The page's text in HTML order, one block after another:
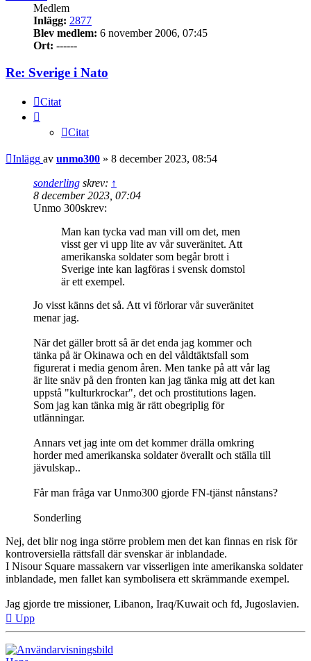
Medlem
Inlägg: 2877
Blev medlem: 6 november 2006, 07:45
Ort: ------
Re: Sverige i Nato
Citat
Citat
Inlägg av unmo300 » 8 december 2023, 08:54
sonderling skrev: ↑
8 december 2023, 07:04
Unmo 300skrev:
Man kan tycka vad man vill om det, men
visst ger vi upp lite av vår suveränitet. Att
amerikanska soldater som begår brott i
Sverige inte kan lagföras i svensk domstol
är ett exempel.
Jo visst känns det så. Att vi förlorar vår suveränitet
menar jag.
När det gäller brott så är det enda jag kommer och
tänka på är Okinawa och en del våldtäktsfall som
figurerat i media genom åren. Men tanke på att vår lag
är lite snäv på den fronten kan jag tänka mig att det kan
uppstå "kulturkrockar", det och prostitutions lagen.
Som jag kan tänka mig är rätt obegriplig för
utlänningar.
Annars vet jag inte om det kommer drälla omkring
horder med amerikanska soldater överallt och ställa till
jävulskap..
Får man fråga var Unmo300 gjorde FN-tjänst nånstans?
Sonderling
Nej, det blir nog inga större problem men det kan finnas en risk för
kontroversiella rättsfall där svenskar är inblandade.
I Nisour Square massakern var visserligen inte amerikanska soldater
inblandade, men fallet kan symbolisera ett skrämmande exempel.
Jag gjorde tre missioner, Libanon, Iraq/Kuwait och fd, Jugoslavien.
Upp